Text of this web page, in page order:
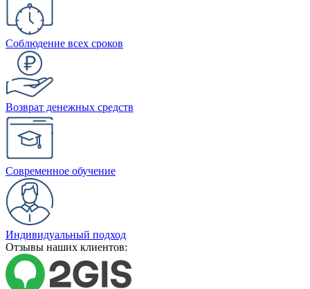
Соблюдение всех сроков
Возврат денежных средств
Современное обучение
Индивидуальный подход
Отзывы наших клиентов: